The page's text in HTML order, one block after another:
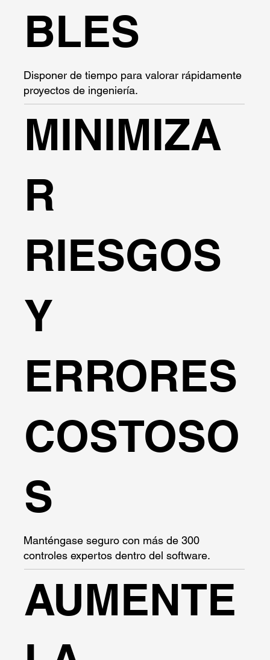
BLES
Disponer de tiempo para valorar rápidamente
proyectos de ingeniería.
MINIMIZA
R
RIESGOS
Y
ERRORES
COSTOSO
S
Manténgase seguro con más de 300
controles expertos dentro del software.
AUMENTE